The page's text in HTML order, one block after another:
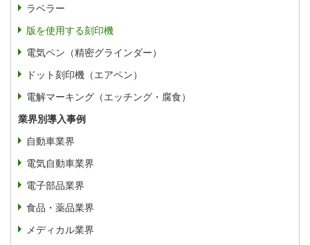
ラベラー
版を使用する刻印機
電気ペン（精密グラインダー）
ドット刻印機（エアペン）
電解マーキング（エッチング・腐食）
業界別導入事例
自動車業界
電気自動車業界
電子部品業界
食品・薬品業界
メディカル業界